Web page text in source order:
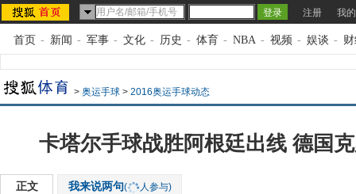
注册 我
首页 - 新闻 - 军事 - 文化 - 历史 - 体育 - NBA - 视频 - 娱谈 -
> 奥运手球 > 2016奥运手球动态
卡塔尔手球战胜阿根廷出线 德国
正文 我来说两句( 人参与)